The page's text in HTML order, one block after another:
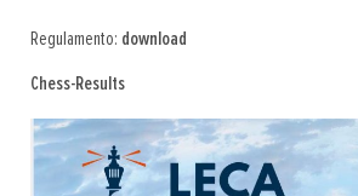
Regulamento: download
Chess-Results